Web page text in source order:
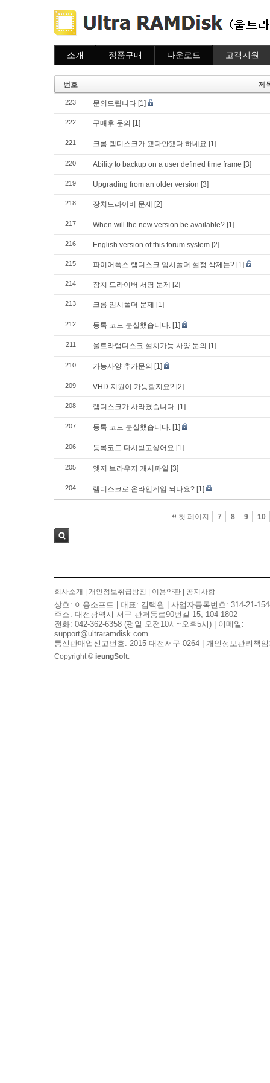
소개 정품구매
이용안내
다운로드 고객지원
자주묻는질문
질문하기
번호 제
223 문의드립니다 [1]
222 구매후 문의 [1]
221 크롬 램디스크가 됐다안됐다 하네요 [1]
220 Ability to backup on a user defined time frame [3]
219 Upgrading from an older version [3]
218 장치드라이버 문제 [2]
217 When will the new version be available? [1]
216 English version of this forum system [2]
215 파이어폭스 램디스크 임시폴더 설정 삭제는? [1]
214 장치 드라이버 서명 문제 [2]
213 크롬 임시폴더 문제 [1]
212 등록 코드 분실했습니다. [1]
211 울트라램디스크 설치가능 사양 문의 [1]
210 가능사양 추가문의 [1]
209 VHD 지원이 가능할지요? [2]
208 램디스크가 사라졌습니다. [1]
207 등록 코드 분실했습니다. [1]
206 등록코드 다시받고싶어요 [1]
205 엣지 브라우저 캐시파일 [3]
204 램디스크로 온라인게임 되나요? [1]
첫 페이지 7 8 9 10
회사소개 개인정보취급방침 이용약관 공지사항
상호: 이응소프트 | 대표: 김택원 | 사업자등록번호: 314-21-
주소: 대전광역시 서구 관저동로90번길 15, 104-1802
전화: 042-362-6358 (평일 오전10시~오후5시) | 이메일:
support@ultraramdisk.com
통신판매업신고번호: 2015-대전서구-0264 | 개인정보관리책
Copyright © ieungSoft.